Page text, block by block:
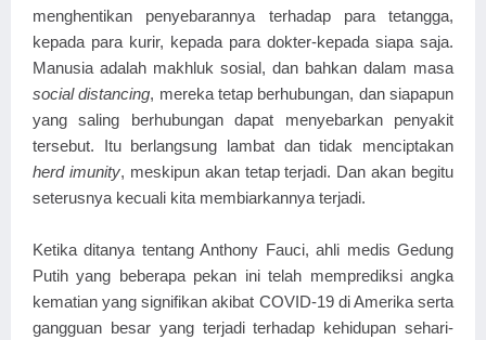
menghentikan penyebarannya terhadap para tetangga,
kepada para kurir, kepada para dokter-kepada siapa saja.
Manusia adalah makhluk sosial, dan bahkan dalam masa
social distancing, mereka tetap berhubungan, dan siapapun
yang saling berhubungan dapat menyebarkan penyakit
tersebut. Itu berlangsung lambat dan tidak menciptakan
herd imunity, meskipun akan tetap terjadi. Dan akan begitu
seterusnya kecuali kita membiarkannya terjadi.
Ketika ditanya tentang Anthony Fauci, ahli medis Gedung
Putih yang beberapa pekan ini telah memprediksi angka
kematian yang signifikan akibat COVID-19 di Amerika serta
gangguan besar yang terjadi terhadap kehidupan sehari-